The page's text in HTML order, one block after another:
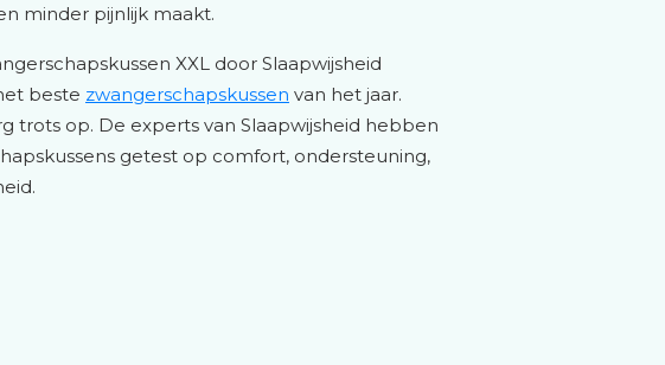
minder pijnlijk maakt.
XXL door Slaapwijsheid
beste zwangerschapskussen van het jaar.
trots op. De experts van Slaapwijsheid hebben
getest op comfort, ondersteuning,